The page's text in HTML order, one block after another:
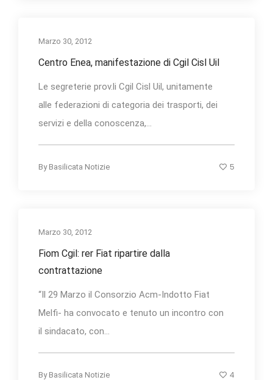
Marzo 30, 2012
Centro Enea, manifestazione di Cgil Cisl Uil
Le segreterie prov.li Cgil Cisl Uil, unitamente
alle federazioni di categoria dei trasporti, dei
servizi e della conoscenza,...
By Basilicata Notizie 5
Marzo 30, 2012
Fiom Cgil: rer Fiat ripartire dalla
contrattazione
“Il 29 Marzo il Consorzio Acm-Indotto Fiat
Melfi- ha convocato e tenuto un incontro con
il sindacato, con...
By Basilicata Notizie 4